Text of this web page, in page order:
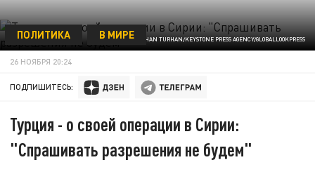
ФОТО: TUNAHAN TURHAN/KEYSTONE PRESS AGENCY/GLOBALLOOKPRESS
ПОЛИТИКА В МИРЕ
26 НОЯБРЯ 20:24
ПОДПИШИТЕСЬ:
Турция - о своей операции в Сирии:
"Спрашивать разрешения не будем"